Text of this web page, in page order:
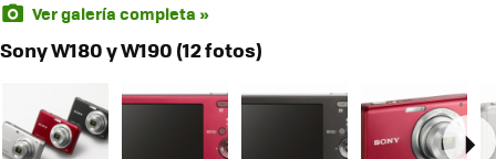
Ver galería completa »
Sony W180 y W190 (12 fotos)